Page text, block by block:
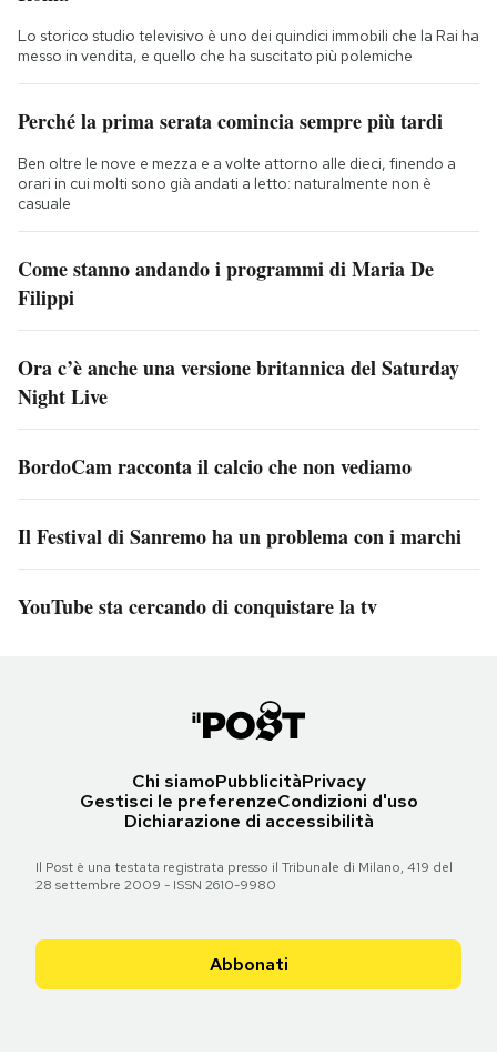
Lo storico studio televisivo è uno dei quindici immobili che la Rai ha
messo in vendita, e quello che ha suscitato più polemiche
Perché la prima serata comincia sempre più tardi
Ben oltre le nove e mezza e a volte attorno alle dieci, finendo a
orari in cui molti sono già andati a letto: naturalmente non è
casuale
Come stanno andando i programmi di Maria De
Filippi
Ora c’è anche una versione britannica del Saturday
Night Live
BordoCam racconta il calcio che non vediamo
Il Festival di Sanremo ha un problema con i marchi
YouTube sta cercando di conquistare la tv
Chi siamoPubblicitàPrivacy
Gestisci le preferenzeCondizioni d'uso
Dichiarazione di accessibilità
Il Post è una testata registrata presso il Tribunale di Milano, 419 del
28 settembre 2009 - ISSN 2610-9980
Abbonati